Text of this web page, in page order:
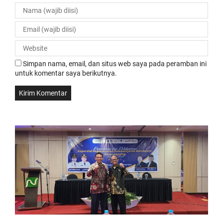
Simpan nama, email, dan situs web saya pada peramban ini
untuk komentar saya berikutnya.